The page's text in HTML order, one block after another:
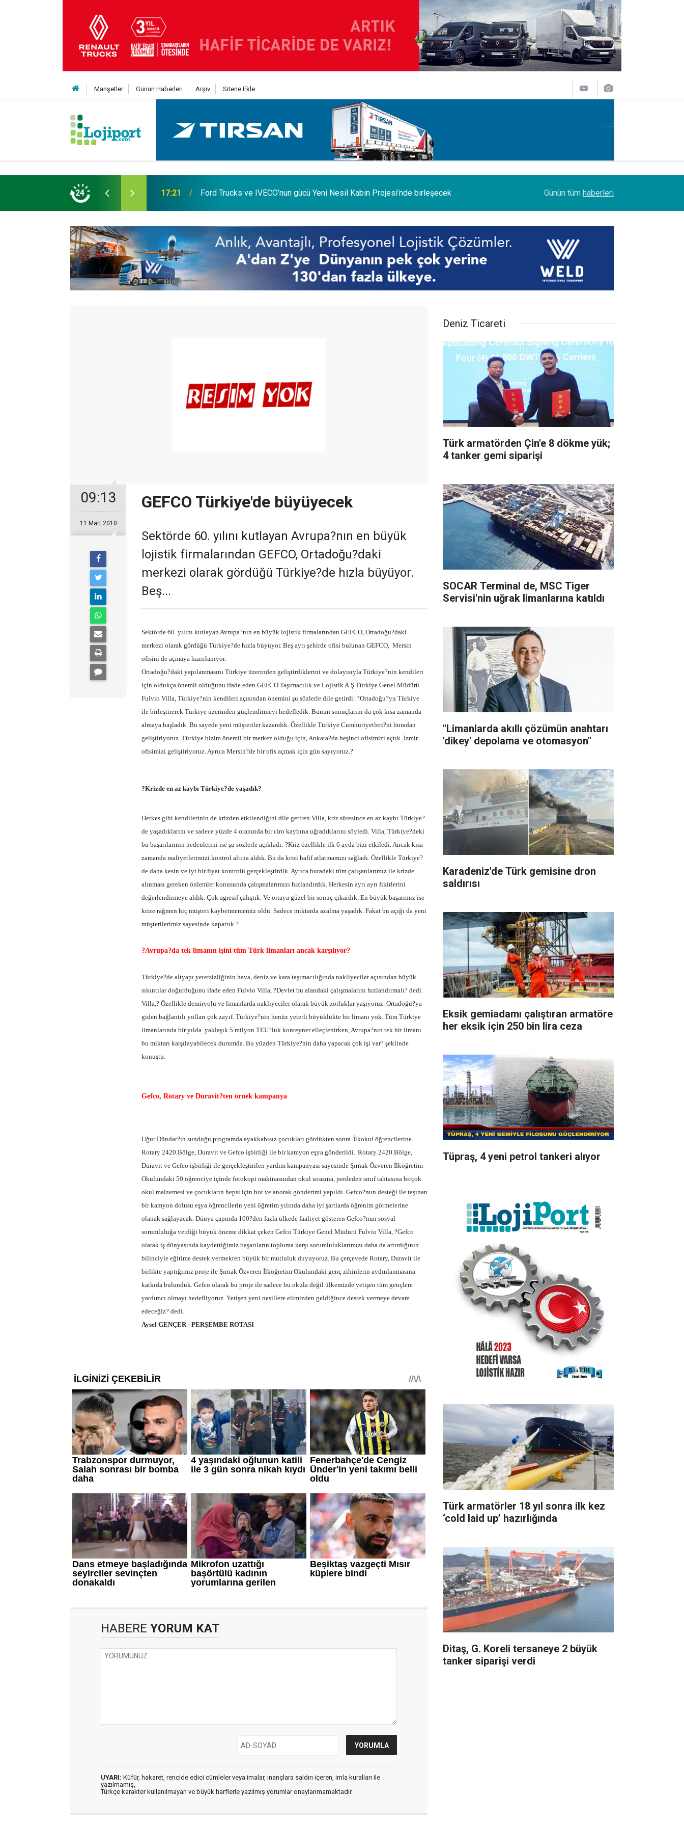
Manşetler Günün Haberleri Arşiv Sitene Ekle
24
Nesil Kabin Projesi’nde birleşecek 10:35 Treylerde iç pazar daraldı, ihracat şaha kalktı Her biri 120 tonluk 3 Boeing 777, kamyonlarla
Günün tüm haberleri
09:13
11 Mart 2010
GEFCO Türkiye'de büyüyecek
Sektörde 60. yılını kutlayan Avrupa?nın en büyük
lojistik firmalarından GEFCO, Ortadoğu?daki
merkezi olarak gördüğü Türkiye?de hızla büyüyor.
Beş...
Sektörde 60. yılını kutlayan Avrupa?nın en büyük lojistik firmalarından GEFCO, Ortadoğu?daki
merkezi olarak gördüğü Türkiye?de hızla büyüyor. Beş ayrı şehirde ofisi bulunan GEFCO, Mersin
ofisini de açmaya hazırlanıyor.
Ortadoğu?daki yapılanmasını Türkiye üzerinden geliştirdiklerini ve dolayısıyla Türkiye?nin kendileri
için oldukça önemli olduğunu ifade eden GEFCO Taşımacılık ve Lojistik A.Ş Türkiye Genel Müdürü
Fulvio Villa, Türkiye?nin kendileri açısından önemini şu sözlerle dile getirdi: ?Ortadoğu?yu Türkiye
ile birleştirerek Türkiye üzerinden güçlendirmeyi hedefledik. Bunun sonuçlarını da çok kısa zamanda
almaya başladık. Bu sayede yeni müşteriler kazandık. Özellikle Türkiye Cumhuriyetleri?ni buradan
geliştiriyoruz. Türkiye bizim önemli bir merkez olduğu için, Ankara?da beşinci ofisimizi açtık. İzmir
ofisimizi geliştiriyoruz. Ayrıca Mersin?de bir ofis açmak için gün sayıyoruz.?
?Krizde en az kaybı Türkiye?de yaşadık?
Herkes gibi kendilerinin de krizden etkilendiğini dile getiren Villa, kriz süresince en az kaybı Türkiye?
de yaşadıklarını ve sadece yüzde 4 oranında bir ciro kaybına uğradıklarını söyledi. Villa, Türkiye?deki
bu başarılarının nedenlerini ise şu sözlerle açıkladı: ?Kriz özellikle ilk 6 ayda bizi etkiledi. Ancak kısa
zamanda maliyetlerimizi kontrol altına aldık. Bu da krizi hafif atlatmamızı sağladı. Özellikle Türkiye?
de daha kesin ve iyi bir fiyat kontrolü gerçekleştirdik. Ayrıca buradaki tüm çalışanlarımız ile krizde
alınması gereken önlemler konusunda çalışmalarımızı hızlandırdık. Herkesin ayrı ayrı fikirlerini
değerlendirmeye aldık. Çok agresif çalıştık. Ve ortaya güzel bir sonuç çıkardık. En büyük başarımız ise
krize rağmen hiç müşteri kaybetmememiz oldu. Sadece miktarda azalma yaşadık. Fakat bu açığı da yeni
müşterilerimiz sayesinde kapattık.?
?Avrupa?da tek limanın işini tüm Türk limanları ancak karşılıyor?
Türkiye?de altyapı yetersizliğinin hava, deniz ve kara taşımacılığında nakliyeciler açısından büyük
sıkıntılar doğurduğunu ifade eden Fulvio Villa, ?Devlet bu alandaki çalışmalarını hızlandırmalı? dedi.
Villa,? Özellikle demiryolu ve limanlarda nakliyeciler olarak büyük zorluklar yaşıyoruz. Ortadoğu?ya
giden bağlantılı yolları çok zayıf. Türkiye?nin henüz yeterli büyüklükte bir limanı yok. Tüm Türkiye
limanlarında bir yılda yaklaşık 5 milyon TEU?luk konteyner elleçlenirken, Avrupa?nın tek bir limanı
bu miktarı karşılayabilecek durumda. Bu yüzden Türkiye?nin daha yapacak çok işi var? şeklinde
konuştu.
Gefco, Rotary ve Duravit?ten örnek kampanya
Uğur Dündar?ın sunduğu programda ayakkabısız çocukları gördükten sonra İlkokul öğrencilerine
Rotary 2420.Bölge, Duravit ve Gefco işbirliği ile bir kamyon eşya gönderildi. Rotary 2420.Bölge,
Duravit ve Gefco işbirliği ile gerçekleştirilen yardım kampanyası sayesinde Şırnak Özveren İlköğretim
Okulundaki 50 öğrenciye içinde fotokopi makinasından okul sırasına, perdeden sınıf tahtasına birçok
okul malzemesi ve çocukların hepsi için bot ve anorak gönderimi yapıldı. Gefco?nun desteği ile taşınan
bir kamyon dolusu eşya öğrencilerin yeni öğretim yılında daha iyi şartlarda öğrenim görmelerine
olanak sağlayacak. Dünya çapında 100?den fazla ülkede faaliyet gösteren Gefco?nun sosyal
sorumluluğa verdiği büyük öneme dikkat çeken Gefco Türkiye Genel Müdürü Fulvio Villa, ?Gefco
olarak iş dünyasında kaydettiğimiz başarıların topluma karşı sorumluluklarımızı daha da artırdığının
bilinciyle eğitime destek vermekten büyük bir mutluluk duyuyoruz. Bu çerçevede Rotary, Duravit ile
birlikte yaptığımız proje ile Şırnak Özveren İlköğretim Okulundaki genç zihinlerin aydınlanmasına
katkıda bulunduk. Gefco olarak bu proje ile sadece bu okula değil ülkemizde yetişen tüm gençlere
yardımcı olmayı hedefliyoruz. Yetişen yeni nesillere elimizden geldiğince destek vermeye devam
edeceğiz? dedi.
Aysel GENÇER - PERŞEMBE ROTASI
HABERE YORUM KAT
UYARI: Küfür, hakaret, rencide edici cümleler veya imalar, inançlara saldırı içeren, imla kuralları ile
yazılmamış,
Türkçe karakter kullanılmayan ve büyük harflerle yazılmış yorumlar onaylanmamaktadır.
Deniz Ticareti
Türk armatörden Çin'e 8 dökme yük;
4 tanker gemi siparişi
SOCAR Terminal de, MSC Tiger
Servisi'nin uğrak limanlarına katıldı
"Limanlarda akıllı çözümün anahtarı
'dikey' depolama ve otomasyon"
Karadeniz'de Türk gemisine dron
saldırısı
Eksik gemiadamı çalıştıran armatöre
her eksik için 250 bin lira ceza
Tüpraş, 4 yeni petrol tankeri alıyor
Türk armatörler 18 yıl sonra ilk kez
‘cold laid up’ hazırlığında
Ditaş, G. Koreli tersaneye 2 büyük
tanker siparişi verdi